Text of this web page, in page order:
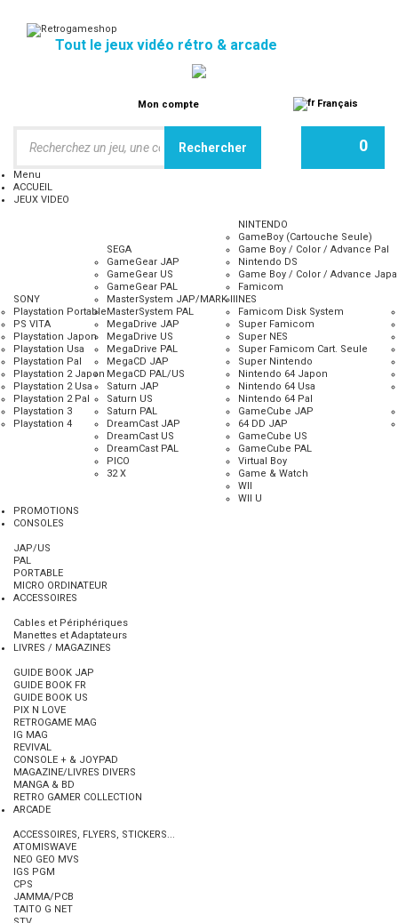
Tout le jeux vidéo rétro & arcade
Mon compte Français
0
Menu
ACCUEIL
JEUX VIDEO
SONY
Playstation Portable
PS VITA
Playstation Japon
Playstation Usa
Playstation Pal
Playstation 2 Japon
Playstation 2 Usa
Playstation 2 Pal
Playstation 3
Playstation 4
SEGA
GameGear JAP
GameGear US
GameGear PAL
MasterSystem JAP/MARK III
MasterSystem PAL
MegaDrive JAP
MegaDrive US
MegaDrive PAL
MegaCD JAP
MegaCD PAL/US
Saturn JAP
Saturn US
Saturn PAL
DreamCast JAP
DreamCast US
DreamCast PAL
PICO
32 X
NINTENDO
GameBoy (Cartouche Seule)
Game Boy / Color / Advance Pal
Nintendo DS
Game Boy / Color / Advance
Famicom
NES
Famicom Disk System
Super Famicom
Super NES
Super Famicom Cart. Seule
Super Nintendo
Nintendo 64 Japon
Nintendo 64 Usa
Nintendo 64 Pal
GameCube JAP
64 DD JAP
GameCube US
GameCube PAL
Virtual Boy
Game & Watch
WII
WII U
PROMOTIONS
CONSOLES
JAP/US
PAL
PORTABLE
MICRO ORDINATEUR
ACCESSOIRES
Cables et Périphériques
Manettes et Adaptateurs
LIVRES / MAGAZINES
GUIDE BOOK JAP
GUIDE BOOK FR
GUIDE BOOK US
PIX N LOVE
RETROGAME MAG
IG MAG
REVIVAL
CONSOLE + & JOYPAD
MAGAZINE/LIVRES DIVERS
MANGA & BD
RETRO GAMER COLLECTION
ARCADE
ACCESSOIRES, FLYERS, STICKERS...
ATOMISWAVE
NEO GEO MVS
IGS PGM
CPS
JAMMA/PCB
TAITO G NET
Accueil ACCESSOIRES > Cables et Périphériques > AV BOOSTER PC
ENGINE (sans boite)
AV BOOSTER PC ENGINE (sans boite)
Support :
accessoire
Japon
complet, tres bon etat
voilà l acessoire indipensable pour brancher sa pc engine blanche ou
coregrafx en rca à votre téléviseur.
QUI SOMMES NOUS ?
Notre nouvelle boutique au 41 Rue Basfroi Paris 11è est spécialisée
dans l'Importation, la Vente et la Reprise de jeux vidéo rétro import/pal
d'ancienne génération, dit Retrogaming.